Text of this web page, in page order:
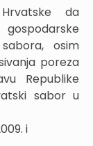
da
osim
poreza
Republike
sabor u
i